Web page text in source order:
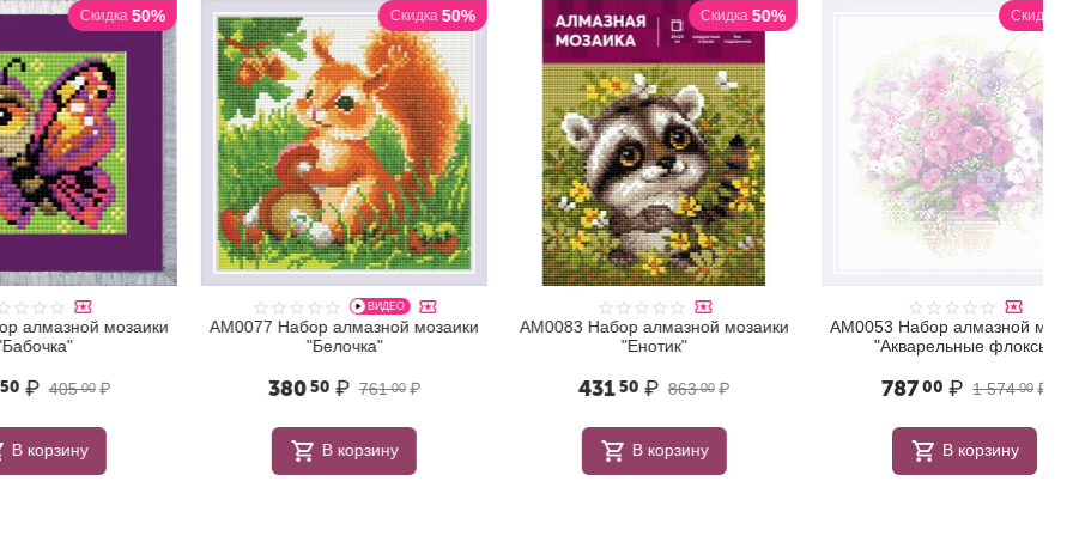
Скидка 50%
мозаики
00 ₽
Скидка 50%
ВИДЕО
АМ0077 Набор алмазной мозаики
"Белочка"
761 00 ₽
₽
В корзину
Скидка 50%
АМ0083 Набор алмазной мозаики
863 00 ₽
₽
В корзину
50%
АМ0053 Набор алмазной мозаики
"Акварельные флоксы"
1 574 00 ₽
₽
В корзину